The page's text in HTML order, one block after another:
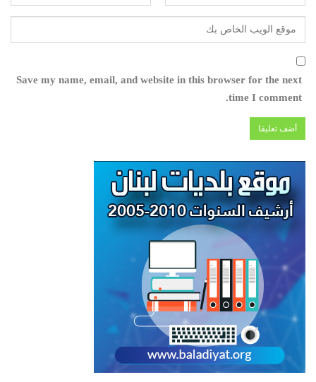
Save my name, email, and website in this browser for the next
time I comment.